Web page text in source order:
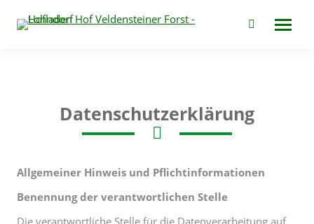
Search:
Datenschutzerklärung
Allgemeiner Hinweis und Pflichtinformationen
Benennung der verantwortlichen Stelle
Die verantwortliche Stelle für die Datenverarbeitung auf